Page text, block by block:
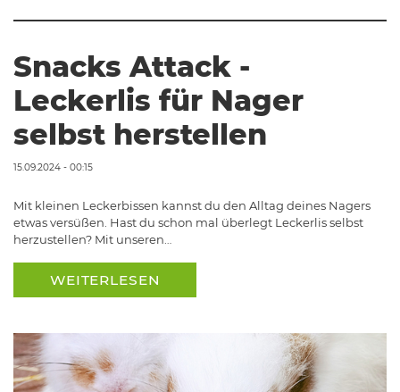
Snacks Attack -
Leckerlis für Nager
selbst herstellen
15.09.2024 - 00:15
Mit kleinen Leckerbissen kannst du den Alltag deines Nagers
etwas versüßen. Hast du schon mal überlegt Leckerlis selbst
herzustellen? Mit unseren…
WEITERLESEN